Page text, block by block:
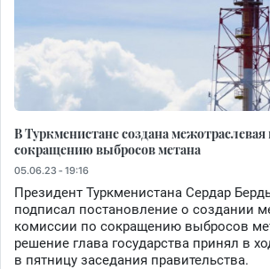
В Туркменистане создана
сокращению выбросов метана
05.06.23 - 19:16
Президент Туркменистана Сердар
подписал постановление о создании
комиссии по сокращению выбросов
решение глава государства принял в
в пятницу заседания правительства.